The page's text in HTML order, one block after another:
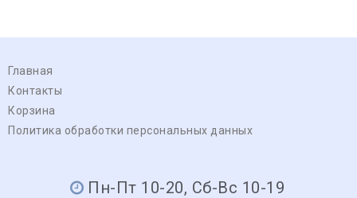
Главная
Контакты
Корзина
Политика обработки персональных данных
Пн-Пт 10-20, Сб-Вс 10-19